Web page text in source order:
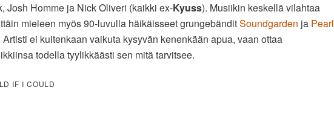
Josh Homme ja Nick Oliveri (kaikki ex-Kyuss). Musiikin keskellä vilahtaa
mieleen myös 90-luvulla häikäisseet grungebänditSoundgarden ja Pearl
Artisti ei kuitenkaan vaikuta kysyvän kenenkään apua, vaan ottaa
todella tyylikkäästi sen mitä tarvitsee.
IF I COULD